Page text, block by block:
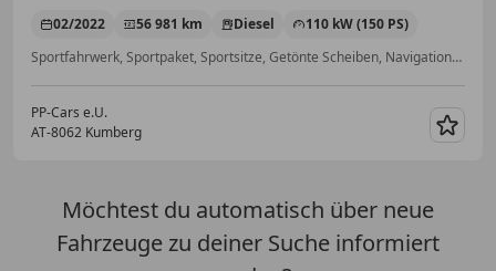
02/2022 56 981 km Diesel
110 kW (150 PS)
Sportfahrwerk, Sportpaket, Sportsitze, Getönte Scheiben, Navigationssystem, Verkehrszeichenerkennung, Scheckheftgepflegt, Schaltwippen
PP-Cars e.U.
AT-8062 Kumberg
Möchtest du automatisch über neue
Fahrzeuge zu deiner Suche informiert